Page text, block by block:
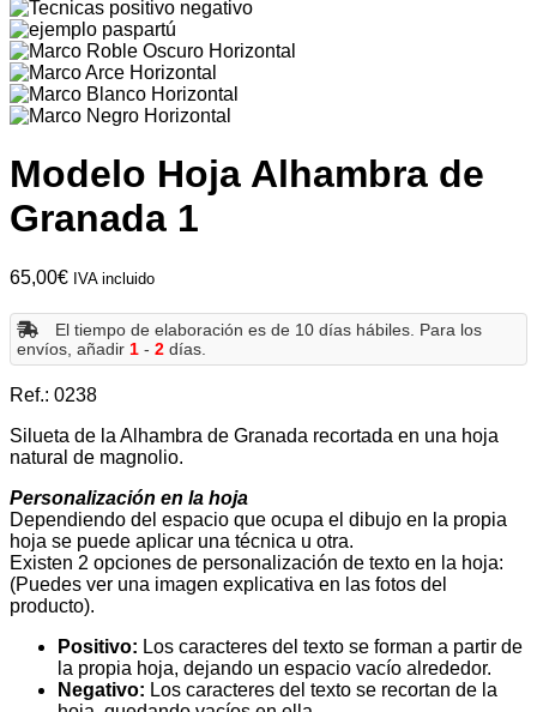
Modelo Hoja Alhambra de
Granada 1
65,00€ IVA incluido
El tiempo de elaboración es de 10 días hábiles. Para los
envíos, añadir 1 - 2 días.
Ref.: 0238
Silueta de la Alhambra de Granada recortada en una hoja
natural de magnolio.
Personalización en la hoja
Dependiendo del espacio que ocupa el dibujo en la propia
hoja se puede aplicar una técnica u otra.
Existen 2 opciones de personalización de texto en la hoja:
(Puedes ver una imagen explicativa en las fotos del
producto).
Positivo: Los caracteres del texto se forman a partir de
la propia hoja, dejando un espacio vacío alrededor.
Negativo: Los caracteres del texto se recortan de la